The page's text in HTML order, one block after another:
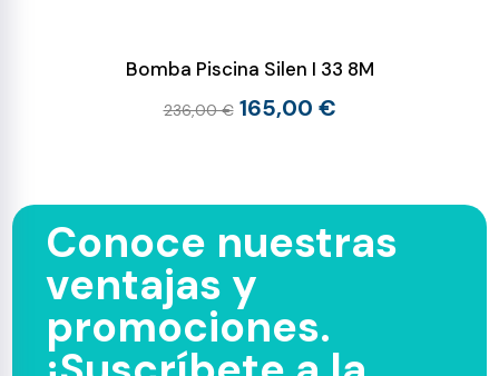
Bomba Piscina Silen I 33 8M
236,00 € 165,00 €
Conoce nuestras
ventajas y
promociones.